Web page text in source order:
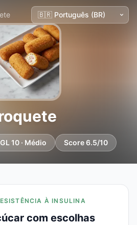
GL 10 · Médio Score 6.5/10
À INSULINA
com escolhas